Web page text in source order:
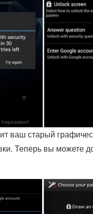
ваш старый
Теперь вы можете